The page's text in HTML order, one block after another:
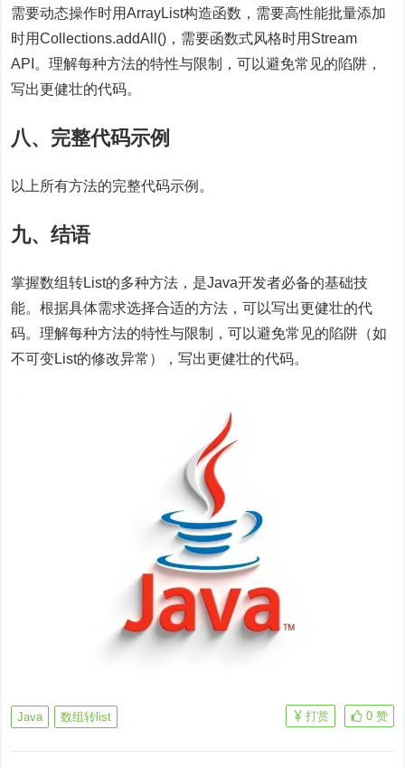
需要动态操作时用ArrayList构造函数，需要高性能批量添加
时用Collections.addAll()，需要函数式风格时用Stream
API。理解每种方法的特性与限制，可以避免常见的陷阱，
写出更健壮的代码。
八、完整代码示例
以上所有方法的完整代码示例。
九、结语
掌握数组转List的多种方法，是Java开发者必备的基础技
能。根据具体需求选择合适的方法，可以写出更健壮的代
码。理解每种方法的特性与限制，可以避免常见的陷阱（如
不可变List的修改异常），写出更健壮的代码。
Java 数组转list 0 赞
打赏